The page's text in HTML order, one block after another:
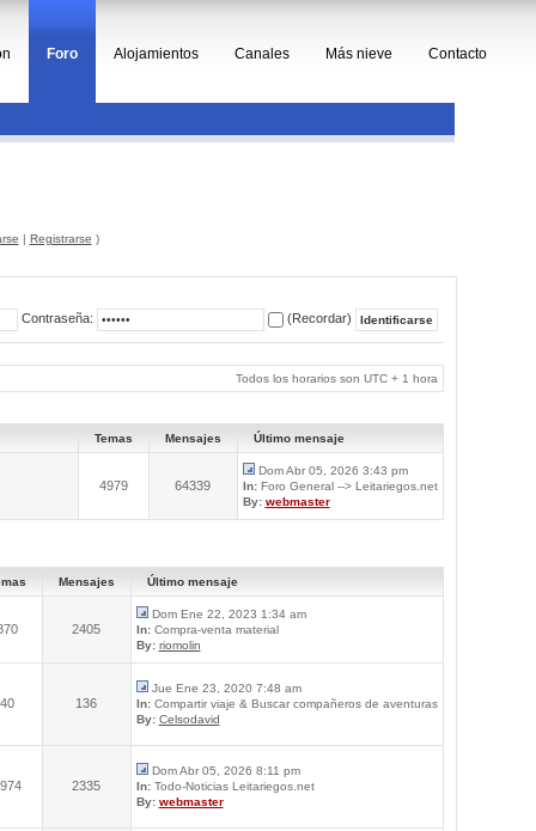
Foro Alojamientos Canales Más nieve Contacto
| Registrarse )
Contraseña: (Recordar)
Todos los horarios son UTC + 1 hora
Temas Mensajes Último mensaje
4979 64339
Dom Abr 05, 2026 3:43 pm
In:Foro General --> Leitariegos.net
By: webmaster
Mensajes Último mensaje
2405
Dom Ene 22, 2023 1:34 am
In:Compra-venta material
By: riomolin
40 136
Jue Ene 23, 2020 7:48 am
In:Compartir viaje & Buscar compañeros de aventuras
By: Celsodavid
2335
Dom Abr 05, 2026 8:11 pm
In:Todo-Noticias Leitariegos.net
By: webmaster